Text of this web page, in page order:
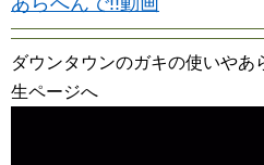
ダウンタウンのガキの使いやあ
生ページへ